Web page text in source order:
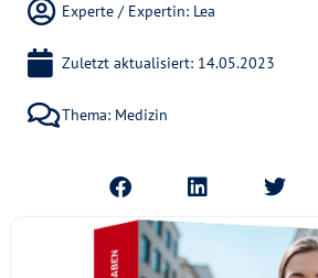
Experte / Expertin: Lea
Zuletzt aktualisiert: 14.05.2023
Thema: Medizin